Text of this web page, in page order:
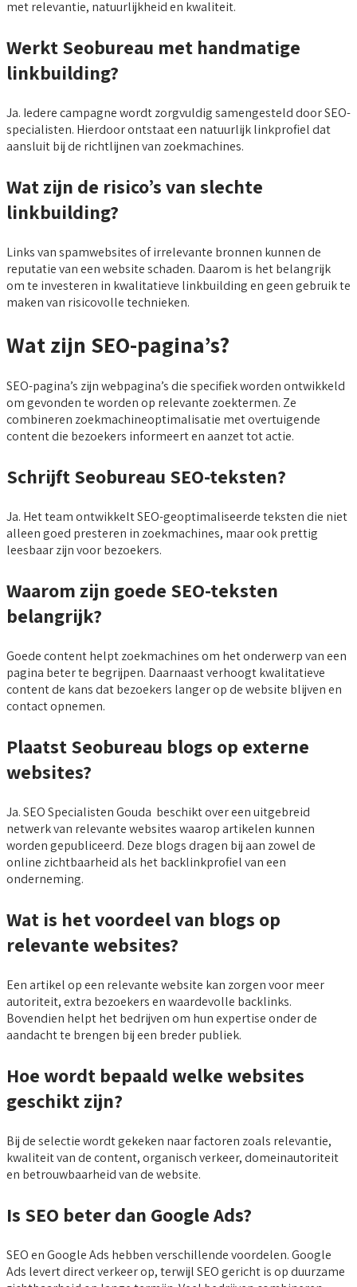
met relevantie, natuurlijkheid en kwaliteit.
Werkt Seobureau met handmatige
linkbuilding?
Ja. Iedere campagne wordt zorgvuldig samengesteld door SEO-
specialisten. Hierdoor ontstaat een natuurlijk linkprofiel dat
aansluit bij de richtlijnen van zoekmachines.
Wat zijn de risico’s van slechte
linkbuilding?
Links van spamwebsites of irrelevante bronnen kunnen de
reputatie van een website schaden. Daarom is het belangrijk
om te investeren in kwalitatieve linkbuilding en geen gebruik te
maken van risicovolle technieken.
Wat zijn SEO-pagina’s?
SEO-pagina’s zijn webpagina’s die specifiek worden ontwikkeld
om gevonden te worden op relevante zoektermen. Ze
combineren zoekmachineoptimalisatie met overtuigende
content die bezoekers informeert en aanzet tot actie.
Schrijft Seobureau SEO-teksten?
Ja. Het team ontwikkelt SEO-geoptimaliseerde teksten die niet
alleen goed presteren in zoekmachines, maar ook prettig
leesbaar zijn voor bezoekers.
Waarom zijn goede SEO-teksten
belangrijk?
Goede content helpt zoekmachines om het onderwerp van een
pagina beter te begrijpen. Daarnaast verhoogt kwalitatieve
content de kans dat bezoekers langer op de website blijven en
contact opnemen.
Plaatst Seobureau blogs op externe
websites?
Ja. SEO Specialisten Gouda beschikt over een uitgebreid
netwerk van relevante websites waarop artikelen kunnen
worden gepubliceerd. Deze blogs dragen bij aan zowel de
online zichtbaarheid als het backlinkprofiel van een
onderneming.
Wat is het voordeel van blogs op
relevante websites?
Een artikel op een relevante website kan zorgen voor meer
autoriteit, extra bezoekers en waardevolle backlinks.
Bovendien helpt het bedrijven om hun expertise onder de
aandacht te brengen bij een breder publiek.
Hoe wordt bepaald welke websites
geschikt zijn?
Bij de selectie wordt gekeken naar factoren zoals relevantie,
kwaliteit van de content, organisch verkeer, domeinautoriteit
en betrouwbaarheid van de website.
Is SEO beter dan Google Ads?
SEO en Google Ads hebben verschillende voordelen. Google
Ads levert direct verkeer op, terwijl SEO gericht is op duurzame